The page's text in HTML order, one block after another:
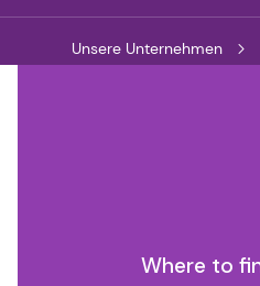
Unsere Unternehmen